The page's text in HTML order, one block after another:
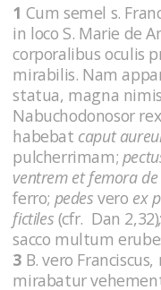
1 Cum semel s.
in loco S. Marie de
corporalibus oculis
mirabilis. Nam
statua, magna
Nabuchodonosor
habebat caput
pulcherrimam;
ventrem et femora
ferro; pedesvero ex
fictiles (cfr. Dan 2,32);
sacco multum
3 B. vero
mirabatur